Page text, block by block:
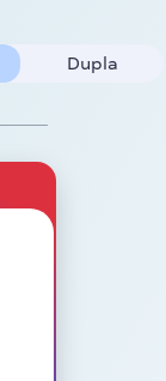
Dupla